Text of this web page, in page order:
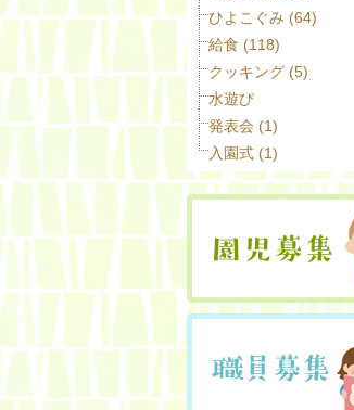
ひよこぐみ (64)
給食 (118)
クッキング (5)
水遊び
発表会 (1)
入園式 (1)